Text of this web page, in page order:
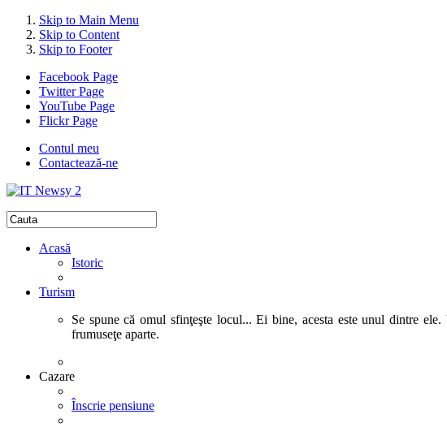
Skip to Main Menu
Skip to Content
Skip to Footer
Facebook Page
Twitter Page
YouTube Page
Flickr Page
Contul meu
Contactează-ne
Acasă
Istoric
Turism
Se spune că omul sfinţeşte locul... Ei bine, acesta este unul dintre
frumuseţe aparte.
Cazare
Înscrie pensiune